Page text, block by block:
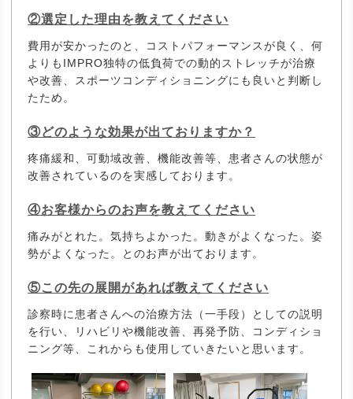
②選定した理由を教えてください
費用が安かったのと、コストパフォーマンスが良く、何
よりもIMPRO独特の低負荷での動的ストレッチが治療
や改善、スポーツコンディショニングにも良いと判断し
たため。
③どのような効果が出ておりますか？
疼痛緩和、可動域改善、機能改善等、患者さんの状態が
改善されているのを実感しております。
④お客様からのお声を教えてください
痛みがとれた。気持ちよかった。動きがよくなった。姿
勢がよくなった。とのお声が出ております。
⑤この先の展開があれば教えてください
診察時に患者さんへの治療方法（一手段）としての説明
を行い、リハビリや機能改善、再発予防、コンディショ
ニング等、これからも使用していきたいと思います。